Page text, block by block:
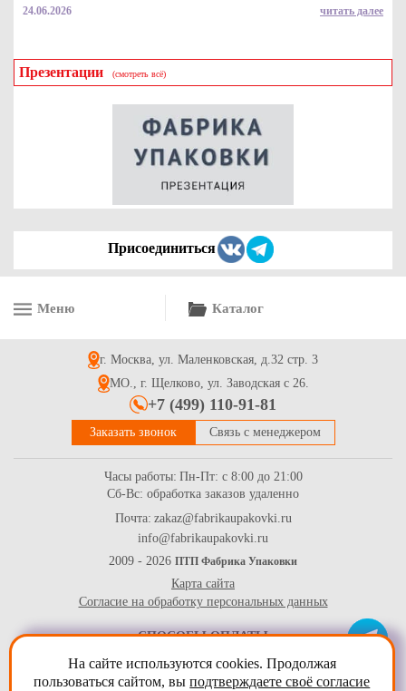
24.06.2026 читать далее
Презентации (смотреть всё)
Присоединиться
Меню Каталог
г. Москва, ул. Маленковская, д.32 стр. 3
МО., г. Щелково, ул. Заводская с 26.
+7 (499) 110-91-81
Заказать звонок Связь с менеджером
Часы работы: Пн-Пт: с 8:00 до 21:00
Сб-Вс: обработка заказов удаленно
Почта: zakaz@fabrikaupakovki.ru
info@fabrikaupakovki.ru
2009 - 2026 ПТП Фабрика Упаковки
Карта сайта
Согласие на обработку персональных данных
СПОСОБЫ ОПЛАТЫ
На сайте используются cookies. Продолжая
пользоваться сайтом, выподтверждаете своё согласие